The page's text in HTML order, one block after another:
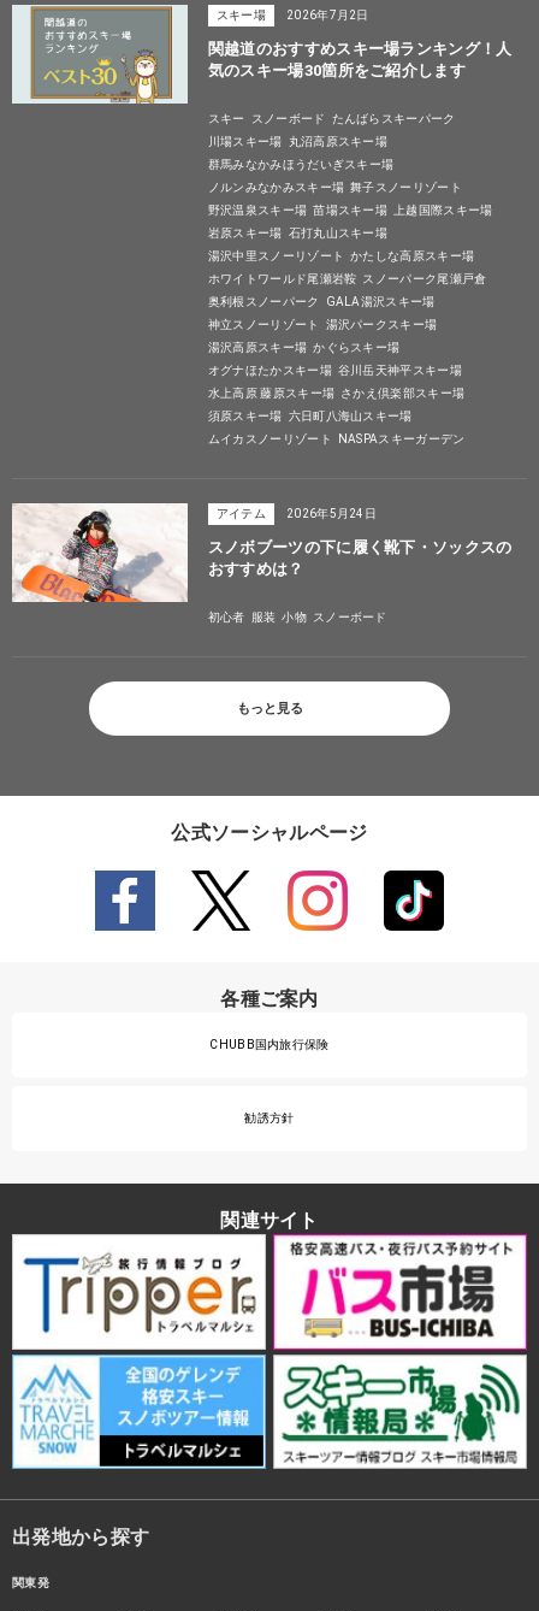
スキー場 2026年7月2日
関越道のおすすめスキー場ランキング！人
気のスキー場30箇所をご紹介します
スキー スノーボード
たんばらスキーパーク
川場スキー場
丸沼高原スキー場
群馬みなかみほうだいぎスキー場
ノルンみなかみスキー場 舞子スノーリゾート
野沢温泉スキー場 苗場スキー場 上越国際スキー場
岩原スキー場 石打丸山スキー場
湯沢中里スノーリゾート
かたしな高原スキー場
ホワイトワールド尾瀬岩鞍 スノーパーク尾瀬戸倉
奥利根スノーパーク
GALA湯沢スキー場
神立スノーリゾート
湯沢パークスキー場
湯沢高原スキー場 かぐらスキー場
オグナほたかスキー場 谷川岳天神平スキー場
水上高原 藤原スキー場 さかえ倶楽部スキー場
須原スキー場 六日町八海山スキー場
ムイカスノーリゾート
NASPAスキーガーデン
アイテム 2026年5月24日
スノボブーツの下に履く靴下・ソックスの
おすすめは？
初心者 服装 小物 スノーボード
もっと見る
公式ソーシャルページ
各種ご案内
CHUBB国内旅行保険
勧誘方針
関連サイト
出発地から探す
関東発